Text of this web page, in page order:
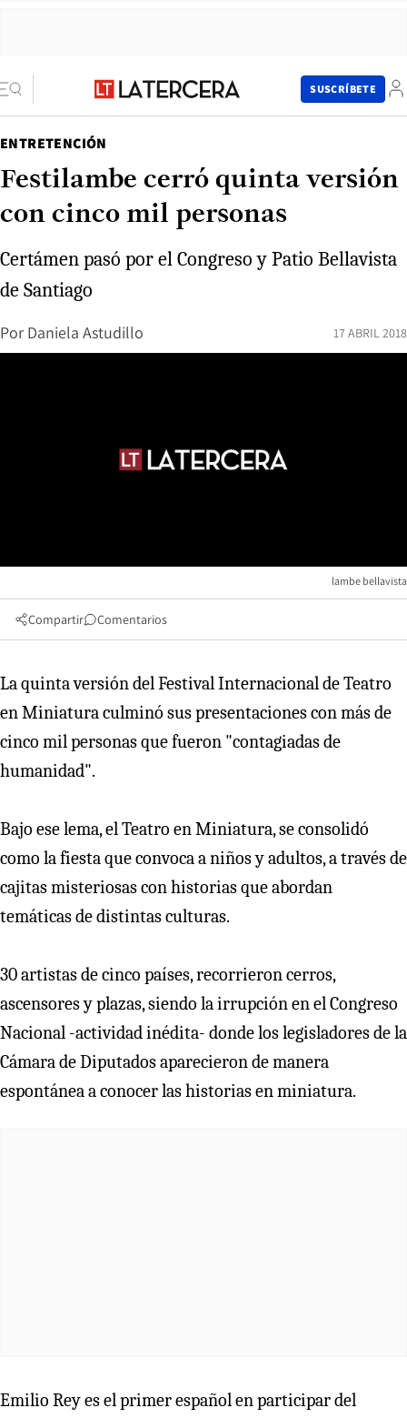
SUSCRÍBETE
ENTRETENCIÓN
Festilambe cerró quinta versión
con cinco mil personas
Certámen pasó por el Congreso y Patio Bellavista
de Santiago
Por Daniela Astudillo 17 ABRIL 2018
lambe bellavista
Compartir Comentarios
La quinta versión del Festival Internacional de Teatro
en Miniatura culminó sus presentaciones con más de
cinco mil personas que fueron "contagiadas de
humanidad".
Bajo ese lema, el Teatro en Miniatura, se consolidó
como la fiesta que convoca a niños y adultos, a través de
cajitas misteriosas con historias que abordan
temáticas de distintas culturas.
30 artistas de cinco países, recorrieron cerros,
ascensores y plazas, siendo la irrupción en el Congreso
Nacional -actividad inédita- donde los legisladores de la
Cámara de Diputados aparecieron de manera
espontánea a conocer las historias en miniatura.
Emilio Rey es el primer español en participar del